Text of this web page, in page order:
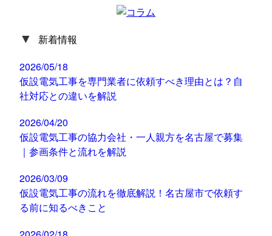
▼ 新着情報
2026/05/18
仮設電気工事を専門業者に依頼すべき理由とは？自
社対応との違いを解説
2026/04/20
仮設電気工事の協力会社・一人親方を名古屋で募集
｜参画条件と流れを解説
2026/03/09
仮設電気工事の流れを徹底解説！名古屋市で依頼す
る前に知るべきこと